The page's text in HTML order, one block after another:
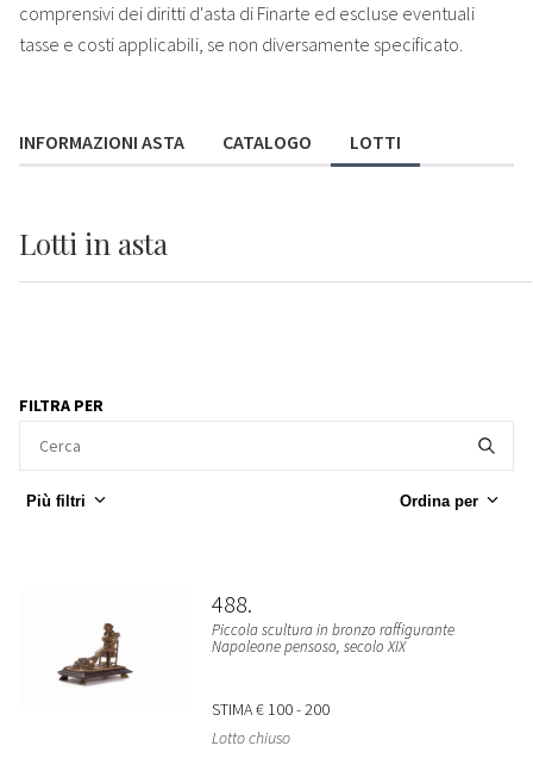
comprensivi dei diritti d'asta di Finarte ed escluse eventuali
tasse e costi applicabili, se non diversamente specificato.
INFORMAZIONI ASTA CATALOGO LOTTI
Lotti in asta
FILTRA PER
Più filtri Ordina per
488
Piccola scultura in bronzo raffigurante
Napoleone pensoso, secolo XIX
STIMA€ 100 - 200
Lotto chiuso